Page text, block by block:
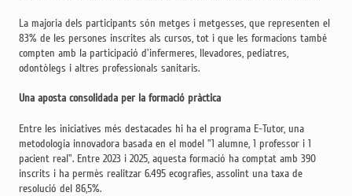
La majoria dels participants són metges i metgesses, que representen el
83% de les persones inscrites als cursos, tot i que les formacions també
compten amb la participació d'infermeres, llevadores, pediatres,
odontòlegs i altres professionals sanitaris.
Una aposta consolidada per la formació pràctica
Entre les iniciatives més destacades hi ha el programa E-Tutor, una
metodologia innovadora basada en el model "1 alumne, 1 professor i 1
pacient real". Entre 2023 i 2025, aquesta formació ha comptat amb 390
inscrits i ha permès realitzar 6.495 ecografies, assolint una taxa de
resolució del 86,5%.